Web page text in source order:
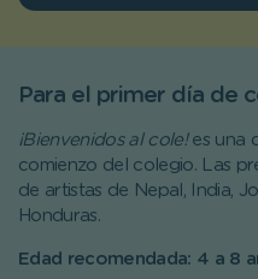
Para el primer día de
¡Bienvenidos al cole!es una
comienzo del colegio. Las
de artistas de Nepal, India,
Honduras.
Edad recomendada: 4 a 8